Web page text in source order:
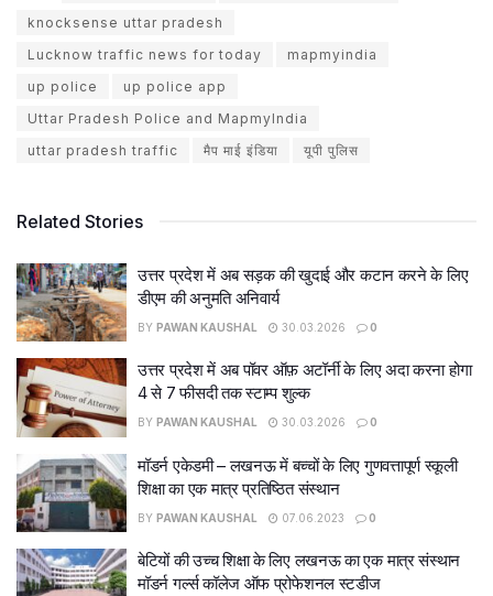
knocksense uttar pradesh
Lucknow traffic news for today
mapmyindia
up police
up police app
Uttar Pradesh Police and MapmyIndia
uttar pradesh traffic
मैप माई इंडिया यूपी पुलिस
Related Stories
उत्तर प्रदेश में अब सड़क की खुदाई और कटान करने के लिए
डीएम की अनुमति अनिवार्य
BY PAWAN KAUSHAL 30.03.2026 0
उत्तर प्रदेश में अब पॉवर ऑफ़ अटॉर्नी के लिए अदा करना होगा
4 से 7 फीसदी तक स्टाम्प शुल्क
BY PAWAN KAUSHAL 30.03.2026 0
मॉडर्न एकेडमी – लखनऊ में बच्चों के लिए गुणवत्तापूर्ण स्कूली
शिक्षा का एक मात्र प्रतिष्ठित संस्थान
BY PAWAN KAUSHAL 07.06.2023 0
बेटियों की उच्च शिक्षा के लिए लखनऊ का एक मात्र संस्थान
मॉडर्न गर्ल्स कॉलेज ऑफ प्रोफेशनल स्टडीज